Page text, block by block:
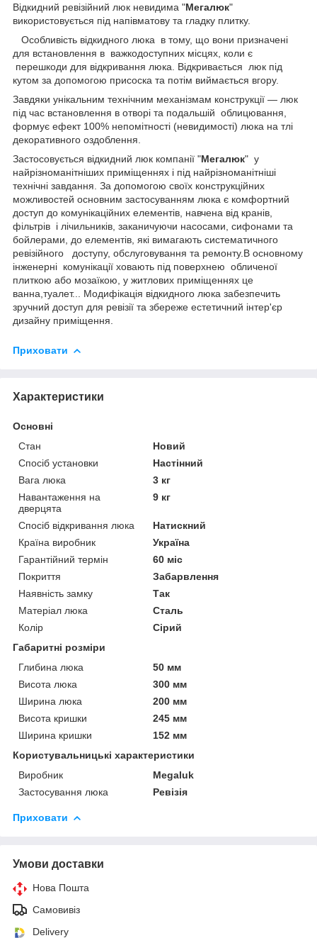
Відкидний ревізійний люк невидима "Мегалюк"
використовується під напівматову та гладку плитку.
Особливість відкидного люка в тому, що вони призначені
для встановлення в важкодоступних місцях, коли є
перешкоди для відкривання люка. Відкривається люк під
кутом за допомогою присоска та потім виймається вгору.
Завдяки унікальним технічним механізмам конструкції — люк
під час встановлення в отворі та подальшій облицювання,
формує ефект 100% непомітності (невидимості) люка на тлі
декоративного оздоблення.
Застосовується відкидний люк компанії "Мегалюк" у
найрізноманітніших приміщеннях і під найрізноманітніші
технічні завдання. За допомогою своїх конструкційних
можливостей основним застосуванням люка є комфортний
доступ до комунікаційних елементів, навчена від кранів,
фільтрів і лічильників, заканичуючи насосами, сифонами та
бойлерами, до елементів, які вимагають систематичного
ревізійного доступу, обслуговування та ремонту.В основному
інженерні комунікації ховають під поверхнею обличеної
плиткою або мозаїкою, у житлових приміщеннях це
ванна,туалет... Модифікація відкидного люка забезпечить
зручний доступ для ревізії та збереже естетичний інтер'єр
дизайну приміщення.
Приховати
Характеристики
Основні
Стан
Новий
Спосіб установки
Настінний
Вага люка
3 кг
Навантаження на
дверцята
9 кг
Спосіб відкривання люка
Натискний
Країна виробник
Україна
Гарантійний термін
60 міс
Покриття
Забарвлення
Наявність замку
Так
Матеріал люка
Сталь
Колір
Сірий
Габаритні розміри
Глибина люка
50 мм
Висота люка
300 мм
Ширина люка
200 мм
Висота кришки
245 мм
Ширина кришки
152 мм
Користувальницькі характеристики
Виробник
Megaluk
Застосування люка
Ревізія
Приховати
Умови доставки
Нова Пошта
Самовивіз
Delivery